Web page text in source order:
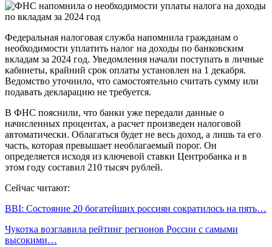
Федеральная налоговая служба напомнила гражданам о
необходимости уплатить налог на доходы по банковским
вкладам за 2024 год. Уведомления начали поступать в личные
кабинеты, крайний срок оплаты установлен на 1 декабря.
Ведомство уточнило, что самостоятельно считать сумму или
подавать декларацию не требуется.
В ФНС пояснили, что банки уже передали данные о
начисленных процентах, а расчет произведен налоговой
автоматически. Облагаться будет не весь доход, а лишь та его
часть, которая превышает необлагаемый порог. Он
определяется исходя из ключевой ставки Центробанка и в
этом году составил 210 тысяч рублей.
Сейчас читают:
BBI: Состояние 20 богатейших россиян сократилось на пять…
Чукотка возглавила рейтинг регионов России с самыми
высокими…